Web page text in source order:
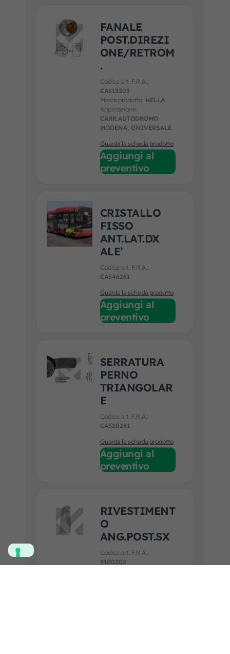
FANALE
POST.DIREZI
ONE/RETROM
.
Codice art. F.R.A.:
CA613203
Marca prodotto: HELLA
Applicazione:
CARR.AUTODROMO
MODENA, UNIVERSALE
Guarda la scheda prodotto
Aggiungi al
preventivo
CRISTALLO
FISSO
ANT.LAT.DX
ALE’
Codice art. F.R.A.:
CA546261
Guarda la scheda prodotto
Aggiungi al
preventivo
SERRATURA
PERNO
TRIANGOLAR
E
Codice art. F.R.A.:
CA520281
Guarda la scheda prodotto
Aggiungi al
preventivo
RIVESTIMENT
O
ANG.POST.SX
Codice art. F.R.A.:
8100202